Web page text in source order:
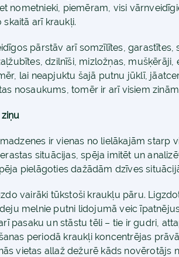
nometnieki, piemēram, visi
skaitā arī kraukļi.
pārstāv arī somzīlītes, garastītes,
dzilnīši, mizložņas,
lai neapjuktu šajā putnu jūklī,
nosaukums, tomēr ir arī visiem
ir vienas no lielākajām starp
situācijas, spēja imitēt un
pielāgoties dažādām dzīves
vairāki tūkstoši kraukļu pāru.
melnie putni lidojumā veic
pasaku un stāstu tēli – tie ir gudri,
periodā kraukļi koncentrējas
vietas allaž dežurē kāds novērotājs